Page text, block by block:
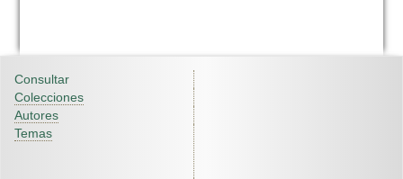
Consultar
Colecciones
Autores
Temas